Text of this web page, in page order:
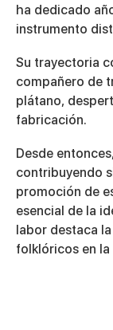
of
5
seconds
ha dedicado
instrumento
Su trayectoria
compañero de
plátano,
fabricación.
Desde
contribuyendo
promoción de
esencial de la
labor destaca
folklóricos en la